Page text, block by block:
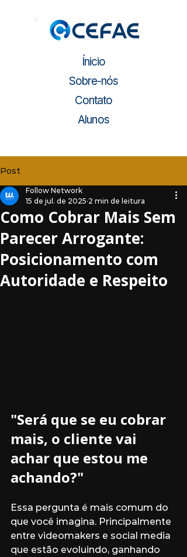
Ínicio
Sobre-nós
Contato
Alunos
Post
Como Cobrar Mais Sem
Parecer Arrogante:
Posicionamento com
Autoridade e Respeito
Follow Network
15 de jul. de 2025 2 min de leitura
"Será que se eu cobrar
mais, o cliente vai
achar que estou me
achando?"
Essa pergunta é mais comum do
que você imagina. Principalmente
entre videomakers e social media
que estão evoluindo, ganhando